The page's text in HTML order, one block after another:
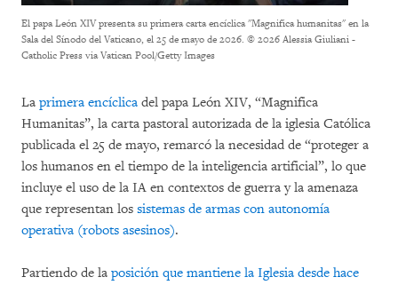
El papa León XIV presenta su primera carta encíclica "Magnifica humanitas" en la
Sala del Sínodo del Vaticano, el 25 de mayo de 2026. © 2026 Alessia Giuliani -
Catholic Press via Vatican Pool/Getty Images
La primera encíclica del papa León XIV, “Magnifica
Humanitas”, la carta pastoral autorizada de la iglesia Católica
publicada el 25 de mayo, remarcó la necesidad de “proteger a
los humanos en el tiempo de la inteligencia artificial”, lo que
incluye el uso de la IA en contextos de guerra y la amenaza
que representan los sistemas de armas con autonomía
operativa (robots asesinos).
Partiendo de la posición que mantiene la Iglesia desde hace